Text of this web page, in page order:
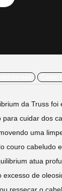
da Truss foi
para cuidar dos
uma
couro cabeludo
atua
excesso de